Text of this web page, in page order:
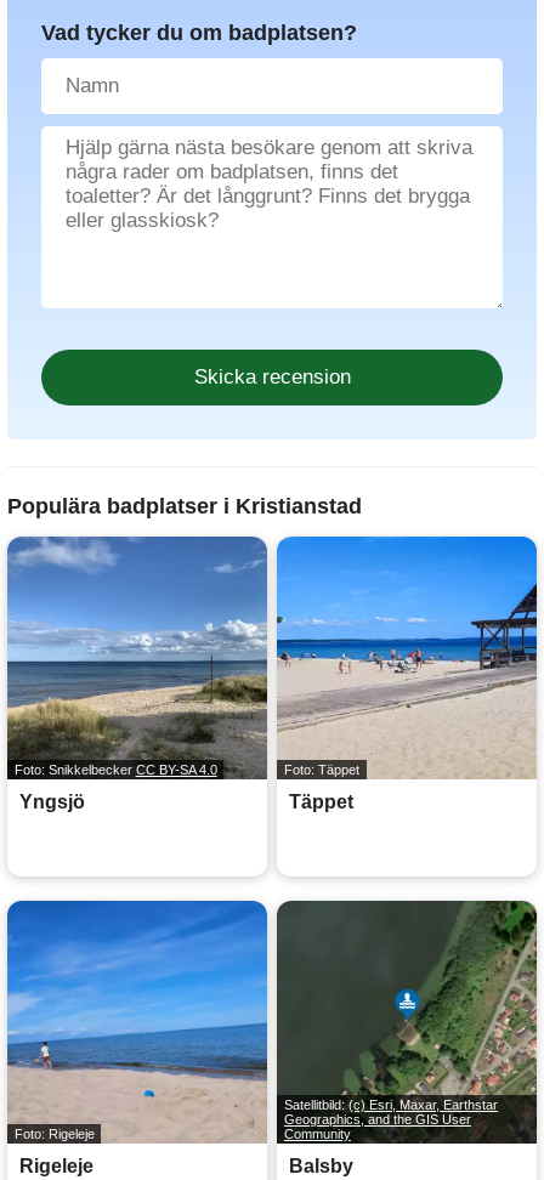
Vad tycker du om badplatsen?
Populära badplatser i Kristianstad
Foto: Snikkelbecker CC BY-SA 4.0
Yngsjö
Foto: Täppet
Täppet
Foto: Rigeleje
Rigeleje
Satellitbild:(c) Esri, Maxar, Earthstar
Geographics, and the GIS User
Community
Balsby